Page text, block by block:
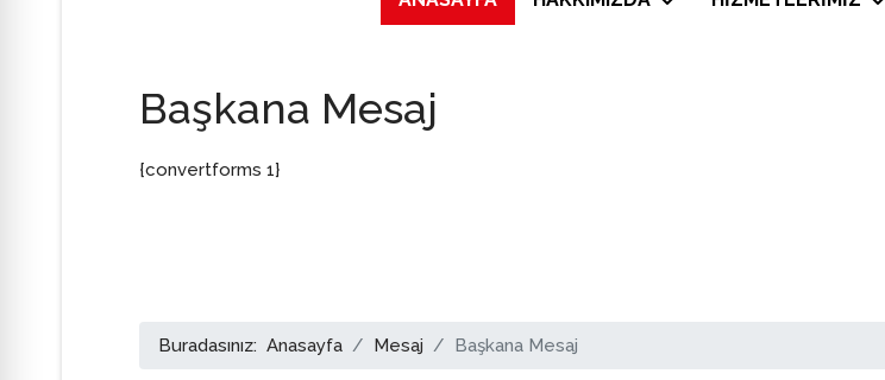
Başkana Mesaj
{convertforms 1}
Buradasınız: Anasayfa Mesaj Başkana Mesaj